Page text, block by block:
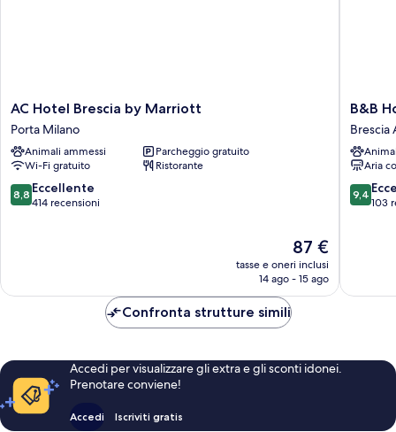
AC
Hotel
Brescia
by
Marriott
Porta
Milano
AC Hotel Brescia by Marriott
Porta Milano
Animali ammessi
Parcheggio gratuito
Wi-Fi gratuito
Ristorante
8.8
su
8,8 Eccellente
414 recensioni
Il
prezzo
attuale
87 €
tasse e oneri inclusi
14 ago - 15 ago
B&B
Hotel
Brescia
Brescia
Antica
B&B
Brescia
Aria
9.4
su
9,4
103
Confronta strutture simili
Accedi per visualizzare gli extra e gli sconti idonei.
Prenotare conviene!
Accedi Iscriviti gratis